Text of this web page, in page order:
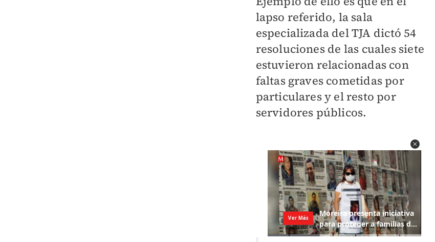
lapso referido, la sala
especializada del TJA dictó 54
resoluciones de las cuales siete
estuvieron relacionadas con
faltas graves cometidas por
particulares y el resto por
servidores públicos.